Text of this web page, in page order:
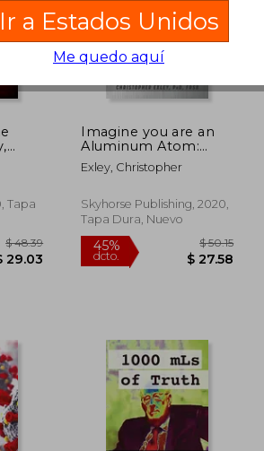
$ 38.62
45%
dcto. $
Tapa
Imagine you are an
Aluminum Atom:
Discussions With mr.
Aluminum (en Inglés)
Exley, Christopher
Skyhorse Publishing, 2020,
Tapa Dura, Nuevo
Ir a Estados Unidos
Me quedo aquí